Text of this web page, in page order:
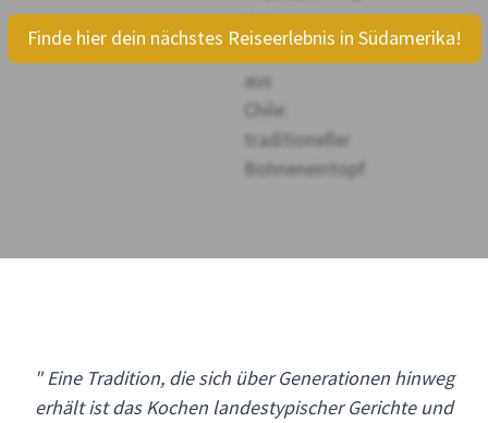
Finde hier dein nächstes Reiseerlebnis in Südamerika!
" Eine Tradition, die sich über Generationen hinweg
erhält ist das Kochen landestypischer Gerichte und